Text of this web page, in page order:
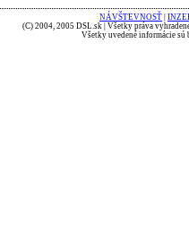
NÁVŠTEVNOSŤ
(C) 2004, 2005 DSL.sk | Všetky práva
Všetky uvedené informácie sú